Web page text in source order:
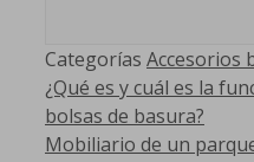
Categorías Accesorios
¿Qué es y cuál es la
bolsas de basura?
Mobiliario de un